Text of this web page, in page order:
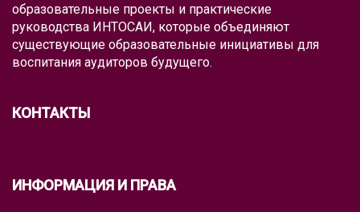
образовательные проекты и практические
руководства ИНТОСАИ, которые объединяют
существующие образовательные инициативы для
воспитания аудиторов будущего.
КОНТАКТЫ
ИНФОРМАЦИЯ И ПРАВА